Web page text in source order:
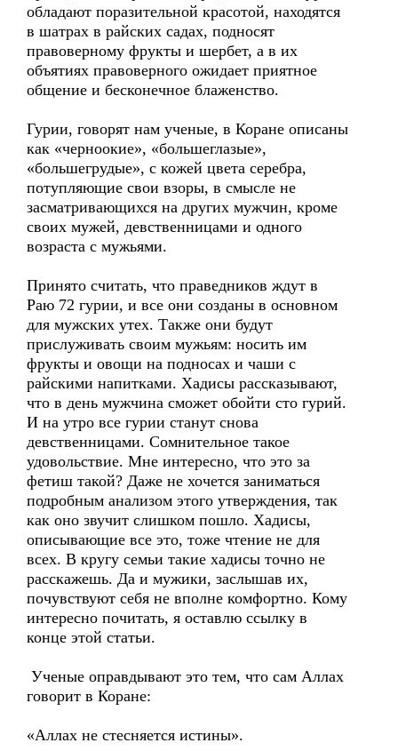
обладают поразительной красотой, находятся
в шатрах в райских садах, подносят
правоверному фрукты и шербет, а в их
объятиях правоверного ожидает приятное
общение и бесконечное блаженство.
Гурии, говорят нам ученые, в Коране описаны
как «черноокие», «большеглазые»,
«большегрудые», с кожей цвета серебра,
потупляющие свои взоры, в смысле не
засматривающихся на других мужчин, кроме
своих мужей, девственницами и одного
возраста с мужьями.
Принято считать, что праведников ждут в
Раю 72 гурии, и все они созданы в основном
для мужских утех. Также они будут
прислуживать своим мужьям: носить им
фрукты и овощи на подносах и чаши с
райскими напитками. Хадисы рассказывают,
что в день мужчина сможет обойти сто гурий.
И на утро все гурии станут снова
девственницами. Сомнительное такое
удовольствие. Мне интересно, что это за
фетиш такой? Даже не хочется заниматься
подробным анализом этого утверждения, так
как оно звучит слишком пошло. Хадисы,
описывающие все это, тоже чтение не для
всех. В кругу семьи такие хадисы точно не
расскажешь. Да и мужики, заслышав их,
почувствуют себя не вполне комфортно. Кому
интересно почитать, я оставлю ссылку в
конце этой статьи.
Ученые оправдывают это тем, что сам Аллах
говорит в Коране:
«Аллах не стесняется истины».